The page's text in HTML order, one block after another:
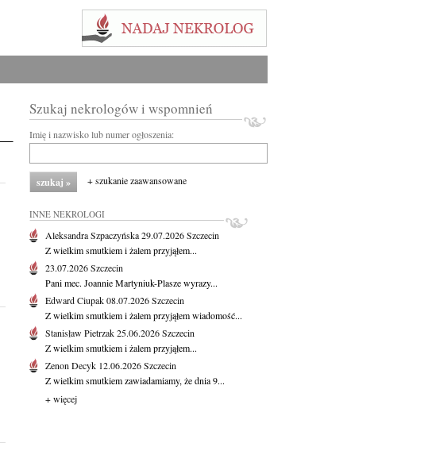
Szukaj nekrologów i wspomnień
Imię i nazwisko lub numer ogłoszenia:
+ szukanie zaawansowane
INNE NEKROLOGI
Aleksandra Szpaczyńska29.07.2026Szczecin
Z wielkim smutkiem i żalem przyjąłem...
23.07.2026Szczecin
Pani mec. Joannie Martyniuk-Plasze wyrazy...
Edward Ciupak08.07.2026Szczecin
Z wielkim smutkiem i żalem przyjąłem wiadomość...
Stanisław Pietrzak25.06.2026Szczecin
Z wielkim smutkiem i żalem przyjąłem...
Zenon Decyk 12.06.2026Szczecin
Z wielkim smutkiem zawiadamiamy, że dnia 9...
+ więcej